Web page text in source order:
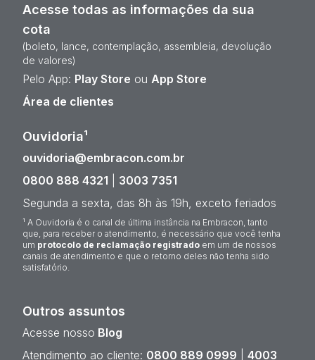
Acesse todas as informações da sua
cota
(boleto, lance, contemplação, assembleia, devolução
de valores)
Pelo App: Play Store ou App Store
Área de clientes
Ouvidoria¹
ouvidoria@embracon.com.br
0800 888 4321
3003 7351
Segunda a sexta, das 8h às 19h, exceto feriados
¹ A Ouvidoria é o canal de última instância na Embracon, tanto
que, para receber o atendimento, é necessário que você tenha
um protocolo de reclamação registrado em um de nossos
canais de atendimento e que o retorno deles não tenha sido
satisfatório.
Outros assuntos
Acesse nosso Blog
Atendimento ao cliente: 0800 889 0999
4003